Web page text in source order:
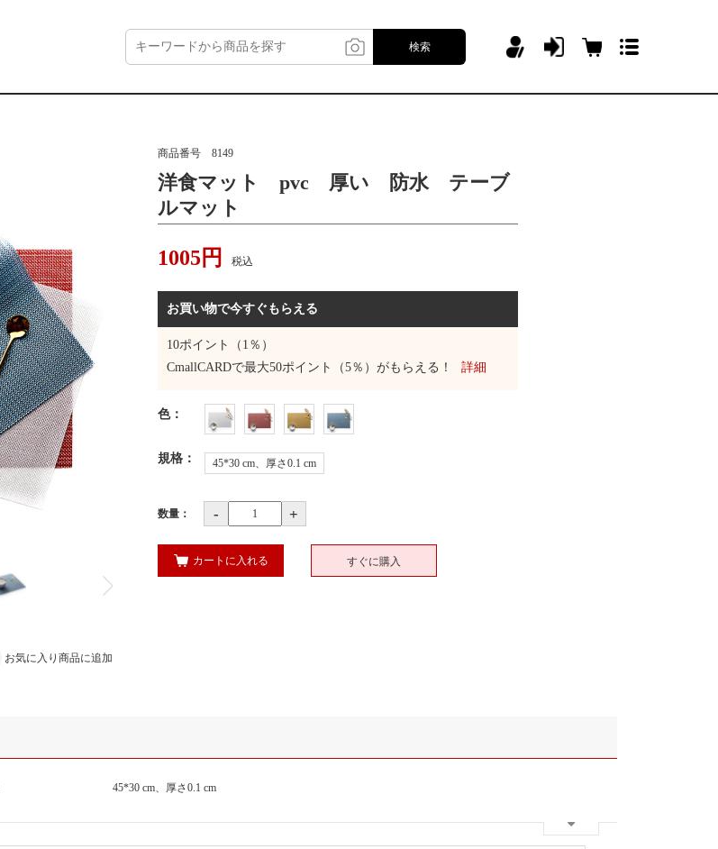
検索
お気に入り商品に追加
商品番号 8149
洋食マット pvc 厚い 防水 テーブ
ルマット
1005円 税込
お買い物で今すぐもらえる
10ポイント（1％）
CmallCARDで最大50ポイント（5％）がもらえる！ 詳細
色：
規格 ： 45*30 cm、厚さ0.1 cm
数量： - +
カートに入れる すぐに購入
45*30 cm、厚さ0.1 cm